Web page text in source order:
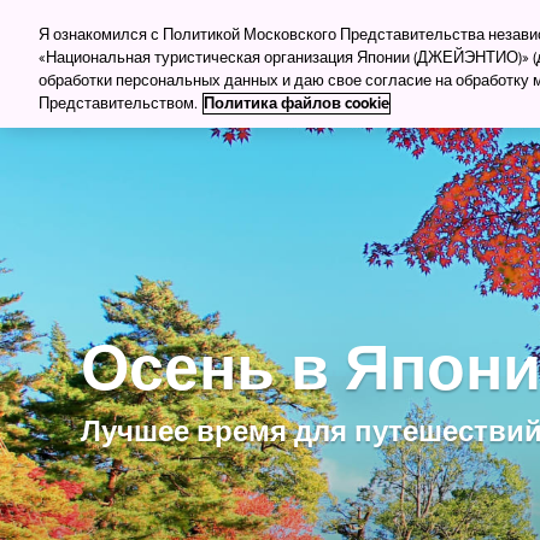
Для туркомпаний Для прессы Деловой
Куда
Осень в
Лучшее время для путешествий
Я ознакомился с Политикой Московского Представительства
«Национальная туристическая организация Японии (ДЖЕЙЭНТИО)»
обработки персональных данных и даю свое согласие на
Представительством. Политика файлов cookie